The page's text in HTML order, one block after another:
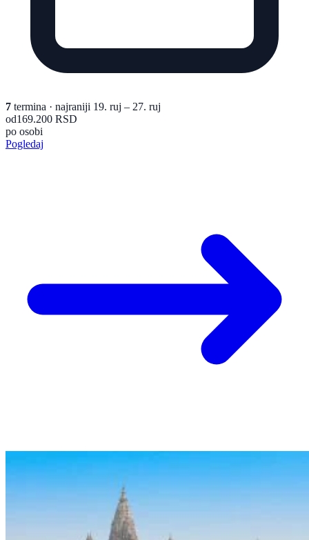
7 termina · najraniji 19. ruj – 27. ruj
od169.200 RSD
po osobi
Pogledaj